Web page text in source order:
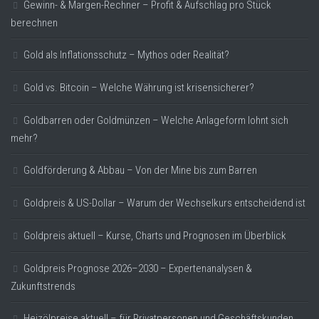
Gewinn- & Margen-Rechner – Profit & Aufschlag pro Stück
berechnen
Gold als Inflationsschutz – Mythos oder Realität?
Gold vs. Bitcoin – Welche Währung ist krisensicherer?
Goldbarren oder Goldmünzen – Welche Anlageform lohnt sich
mehr?
Goldförderung & Abbau – Von der Mine bis zum Barren
Goldpreis & US-Dollar – Warum der Wechselkurs entscheidend ist
Goldpreis aktuell – Kurse, Charts und Prognosen im Überblick
Goldpreis Prognose 2026–2030 – Expertenanalysen &
Zukunftstrends